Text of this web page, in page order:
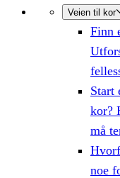
Veien til kor
Finn
Start
kor?
må
noe